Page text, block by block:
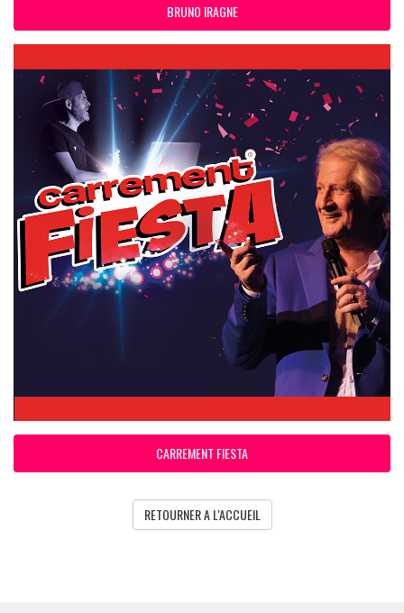
BRUNO IRAGNE
CARREMENT FIESTA
RETOURNER A L'ACCUEIL